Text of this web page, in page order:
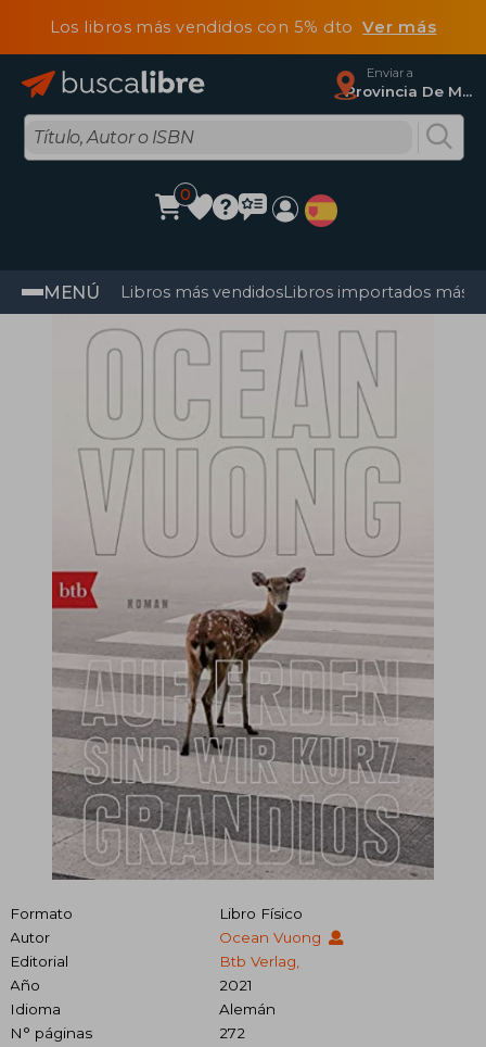
Los libros más vendidos con 5% dtoVer más
Enviar a
Provincia De Madrid
0
MENÚ Libros más vendidosLibros importados más
Formato
Libro Físico
Autor
Ocean Vuong
Editorial
Btb Verlag,
Año
2021
Idioma
Alemán
N° páginas
272